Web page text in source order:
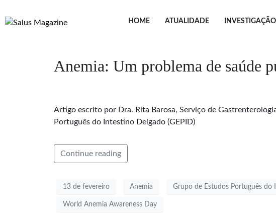
HOME ATUALIDADE INVESTIGAÇÃO
Anemia: Um problema de saúde
Artigo escrito por Dra. Rita Barosa, Serviço de
Português do Intestino Delgado (GEPID)
Continue reading
13 de fevereiro Anemia Grupo de Estudos Português do
World Anemia Awareness Day